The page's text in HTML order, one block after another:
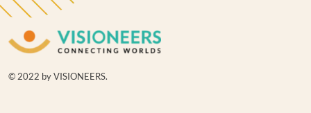
© 2022 by VISIONEERS.